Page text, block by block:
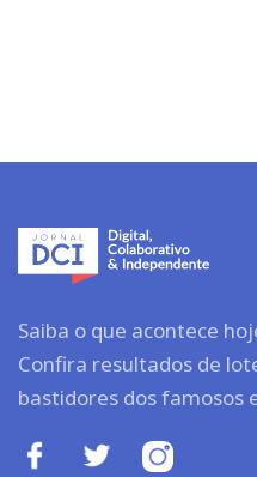
Saiba o que acontece
Confira resultados de
bastidores dos famosos